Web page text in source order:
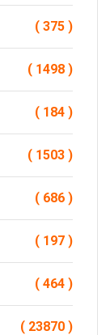
( 375 )
( 1498 )
( 184 )
( 1503 )
( 686 )
( 197 )
( 464 )
( 23870 )